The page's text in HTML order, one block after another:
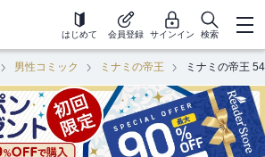
はじめて 会員登録 サインイン 検索
男性コミック ミナミの帝王 ミナミの帝王 54